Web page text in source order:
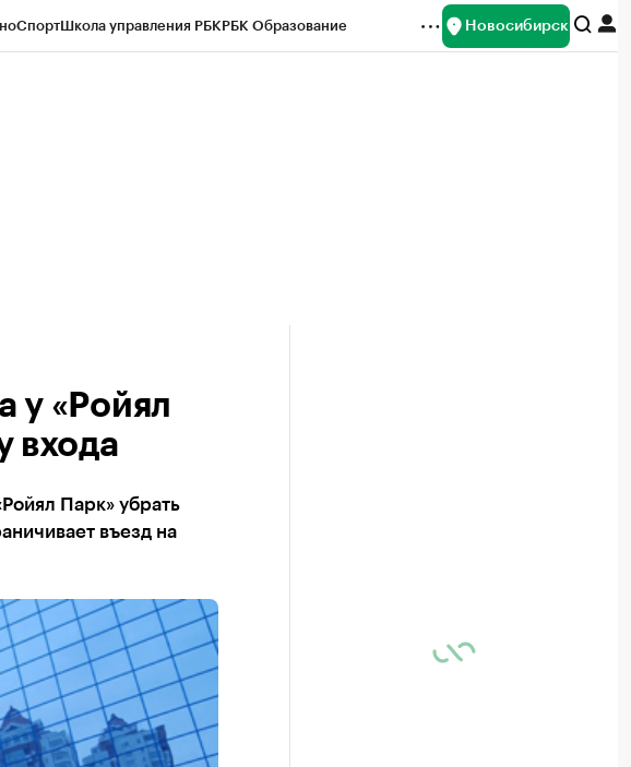
СпортШкола управления РБКРБК Образование Новосибирск
у «Ройял
входа
Парк» убрать
въезд на